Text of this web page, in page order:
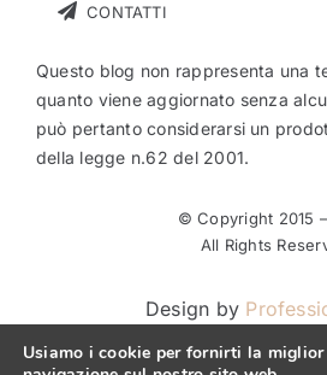
CONTATTI
Questo blog non rappresenta una
quanto viene aggiornato senza
può pertanto considerarsi un
della legge n.62 del 2001.
© Copyright 2015 –
All Rights
Design by
Usiamo i cookie per fornirti la miglior